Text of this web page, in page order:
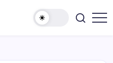
MyCryptOption